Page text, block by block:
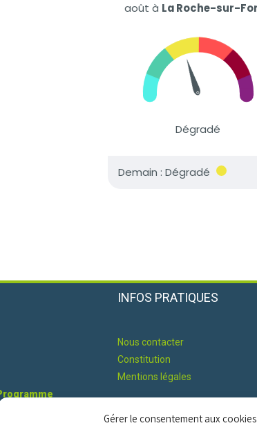
Gérer le consentement aux cookies
INFOS PRATIQUES
Nous contacter
Constitution
Mentions légales